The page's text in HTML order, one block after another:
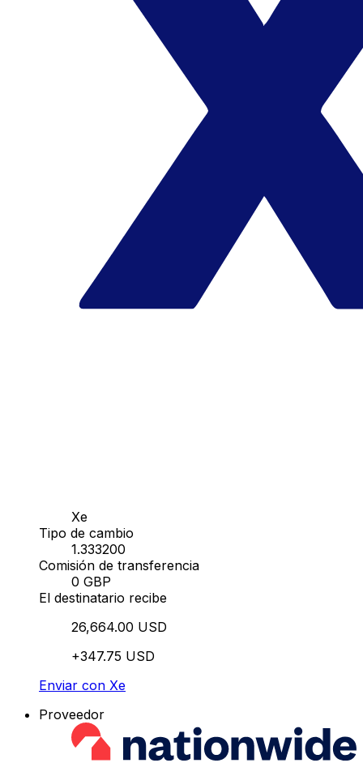
Xe
Tipo de cambio
1.333200
Comisión de transferencia
0 GBP
El destinatario recibe
26,664.00 USD
+347.75 USD
Enviar con Xe
Proveedor